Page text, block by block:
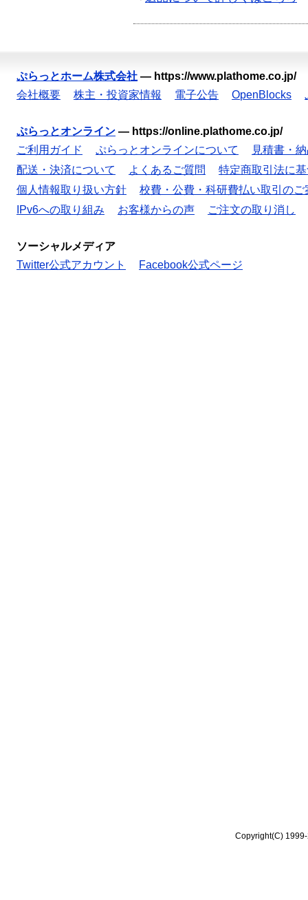
ぷらっとホーム株式会社 — https://www.plathome.co.jp/
会社概要
株主・投資家情報 電子公告 OpenBlocks
ぷらっとオンライン — https://online.plathome.co.jp/
ご利用ガイド
ぷらっとオンラインについて
見積書・
配送・決済について
よくあるご質問
特定商取引法に
個人情報取り扱い方針
校費・公費・科研費払い取引のご
IPv6への取り組み
お客様からの声 ご注文の取り消し
ソーシャルメディア
Twitter公式アカウント
Facebook公式ページ
Copyright(C)